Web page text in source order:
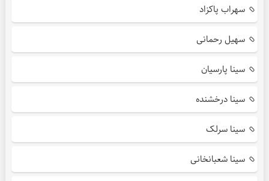
سهراب پاکزاد
سهیل رحمانی
سینا پارسیان
سینا درخشنده
سینا سرلک
سینا شعبانخانی